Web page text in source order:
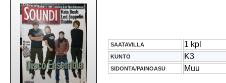
SAATAVILLA 1 kpl
KUNTO K3
SIDONTA/PAINOASU Muu